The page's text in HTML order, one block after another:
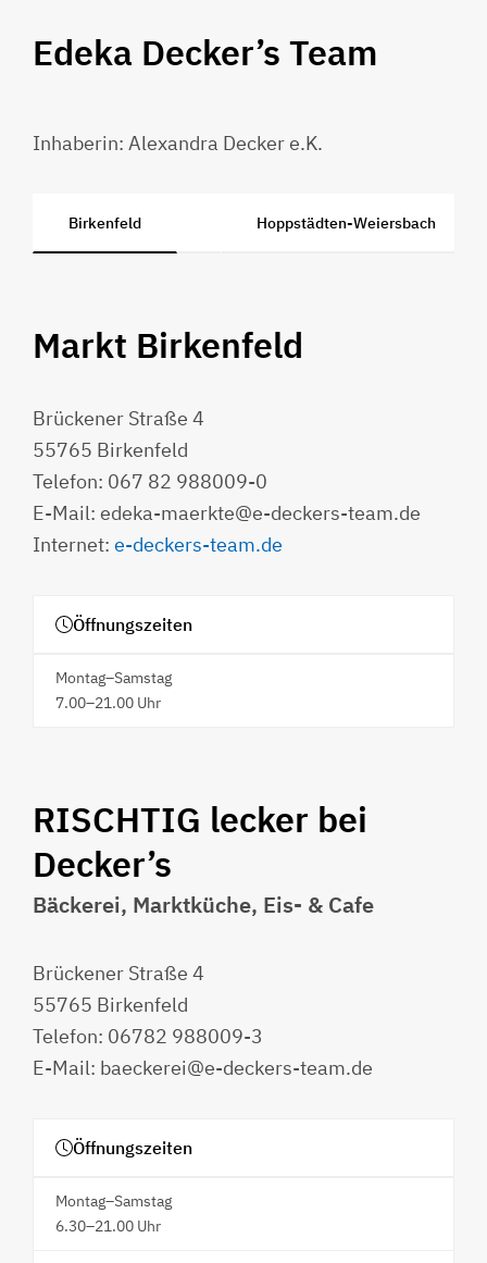
Edeka Decker’s Team
Inhaberin: Alexandra Decker e.K.
Birkenfeld Hoppstädten-Weiersbach
Markt Birkenfeld
Brückener Straße 4
55765 Birkenfeld
Telefon: 067 82 988009-0
E-Mail: edeka-maerkte@e-deckers-team.de
Internet: e-deckers-team.de
Öffnungszeiten
Montag–Samstag
7.00–21.00 Uhr
RISCHTIG lecker bei
Decker’s
Bäckerei, Marktküche, Eis- & Cafe
Brückener Straße 4
55765 Birkenfeld
Telefon: 06782 988009-3
E-Mail: baeckerei@e-deckers-team.de
Öffnungszeiten
Montag–Samstag
6.30–21.00 Uhr